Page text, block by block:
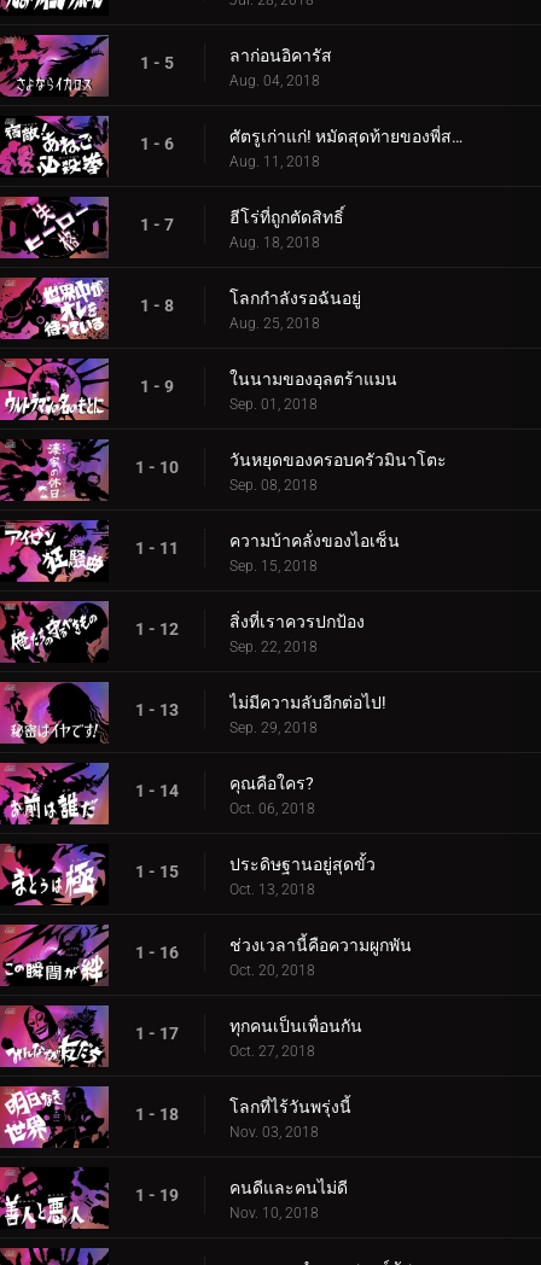
1 - 5 ลาก่อนอิคารัส
Aug. 04, 2018
1 - 6 ศัตรูเก่าแก่! หมัดสุดท้ายของพี่สาวของเรา
Aug. 11, 2018
1 - 7 ฮีโร่ที่ถูกตัดสิทธิ์
Aug. 18, 2018
1 - 8 โลกกำลังรอฉันอยู่
Aug. 25, 2018
1 - 9 ในนามของอุลตร้าแมน
Sep. 01, 2018
1 - 10 วันหยุดของครอบครัวมินาโตะ
Sep. 08, 2018
1 - 11 ความบ้าคลั่งของไอเซ็น
Sep. 15, 2018
1 - 12 สิ่งที่เราควรปกป้อง
Sep. 22, 2018
1 - 13 ไม่มีความลับอีกต่อไป!
Sep. 29, 2018
1 - 14 คุณคือใคร?
Oct. 06, 2018
1 - 15 ประดิษฐานอยู่สุดขั้ว
Oct. 13, 2018
1 - 16 ช่วงเวลานี้คือความผูกพัน
Oct. 20, 2018
1 - 17 ทุกคนเป็นเพื่อนกัน
Oct. 27, 2018
1 - 18 โลกที่ไร้วันพรุ่งนี้
Nov. 03, 2018
1 - 19 คนดีและคนไม่ดี
Nov. 10, 2018